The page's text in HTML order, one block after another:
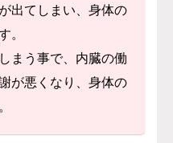
出てしまい、身体の
。
まう事で、内臓の働
が悪くなり、身体の